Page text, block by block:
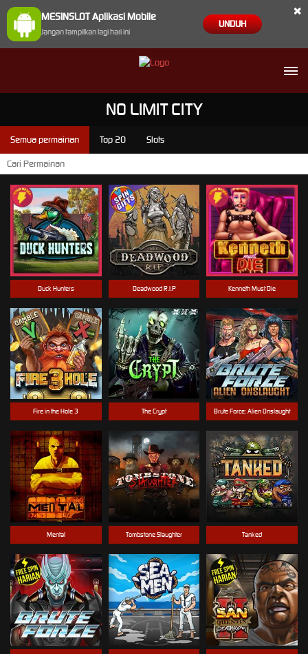
MESINSLOT Aplikasi Mobile
Jangan tampilkan lagi hari ini
UNDUH
×
NO LIMIT CITY
Semua permainan Top 20 Slots
Duck Hunters
Fire in the Hole 3
Tombstone Slaughter
Mental
The Crypt
Deadwood R.I.P
Brute Force: Alien Onslaught
Kenneth Must Die
Tanked